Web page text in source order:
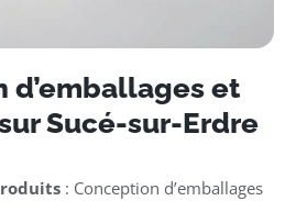
d’emballages et
Sucé-sur-Erdre
: Conception d’emballages